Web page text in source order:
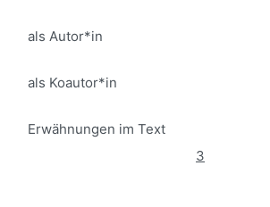
als Autor*in
als Koautor*in
Erwähnungen im Text
3